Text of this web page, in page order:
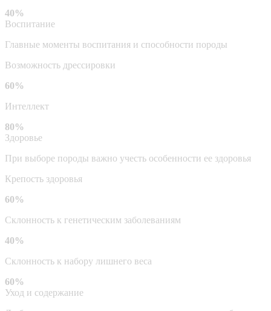
40%
Воспитание
Главные моменты воспитания и способности породы
Возможность дрессировки
60%
Интеллект
80%
Здоровье
При выборе породы важно учесть особенности ее здоровья
Крепость здоровья
60%
Склонность к генетическим заболеваниям
40%
Склонность к набору лишнего веса
60%
Уход и содержание